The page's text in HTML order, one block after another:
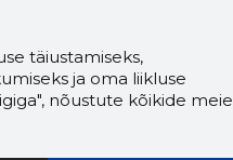
täiustamiseks,
ja oma liikluse
nõustute kõikide meie